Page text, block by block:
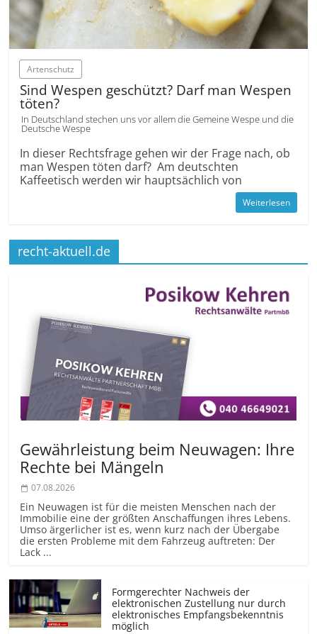
Artenschutz
Sind Wespen geschützt? Darf man Wespen
töten?
In Deutschland stechen uns vor allem die Gemeine Wespe und die
Deutsche Wespe
In dieser Rechtsfrage gehen wir der Frage nach, ob
man Wespen töten darf? Am deutschten
Kaffeetisch werden wir hauptsächlich von
Weiterlesen
recht-aktuell.de
Gewährleistung beim Neuwagen: Ihre
Rechte bei Mängeln
07.08.2026
Ein Neuwagen ist für die meisten Menschen nach der
Immobilie eine der größten Anschaffungen ihres Lebens.
Umso ärgerlicher ist es, wenn kurz nach der Übergabe
die ersten Probleme mit dem Fahrzeug auftreten: Der
Lack ...
Formgerechter Nachweis der
elektronischen Zustellung nur durch
elektronisches Empfangsbekenntnis
möglich